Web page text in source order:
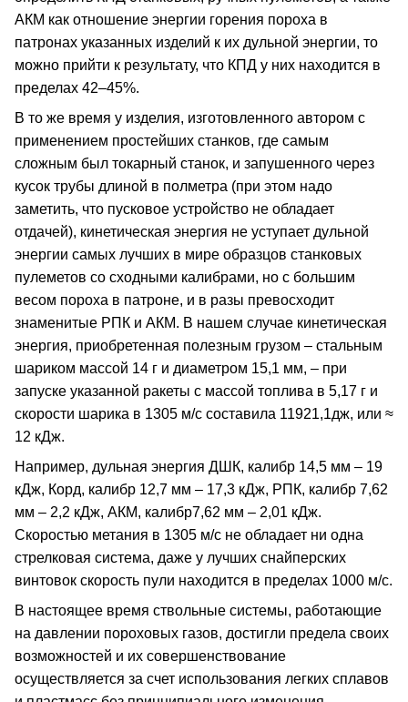
АКМ как отношение энергии горения пороха в
патронах указанных изделий к их дульной энергии, то
можно прийти к результату, что КПД у них находится в
пределах 42–45%.
В то же время у изделия, изготовленного автором с
применением простейших станков, где самым
сложным был токарный станок, и запушенного через
кусок трубы длиной в полметра (при этом надо
заметить, что пусковое устройство не обладает
отдачей), кинетическая энергия не уступает дульной
энергии самых лучших в мире образцов станковых
пулеметов со сходными калибрами, но с большим
весом пороха в патроне, и в разы превосходит
знаменитые РПК и АКМ. В нашем случае кинетическая
энергия, приобретенная полезным грузом – стальным
шариком массой 14 г и диаметром 15,1 мм, – при
запуске указанной ракеты с массой топлива в 5,17 г и
скорости шарика в 1305 м/с составила 11921,1дж, или ≈
12 кДж.
Например, дульная энергия ДШК, калибр 14,5 мм – 19
кДж, Корд, калибр 12,7 мм – 17,3 кДж, РПК, калибр 7,62
мм – 2,2 кДж, АКМ, калибр7,62 мм – 2,01 кДж.
Скоростью метания в 1305 м/с не обладает ни одна
стрелковая система, даже у лучших снайперских
винтовок скорость пули находится в пределах 1000 м/с.
В настоящее время ствольные системы, работающие
на давлении пороховых газов, достигли предела своих
возможностей и их совершенствование
осуществляется за счет использования легких сплавов